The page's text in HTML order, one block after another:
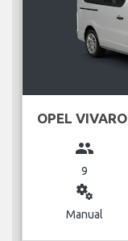
OPEL VIVARO
group
9
miscellaneous_services
Manual